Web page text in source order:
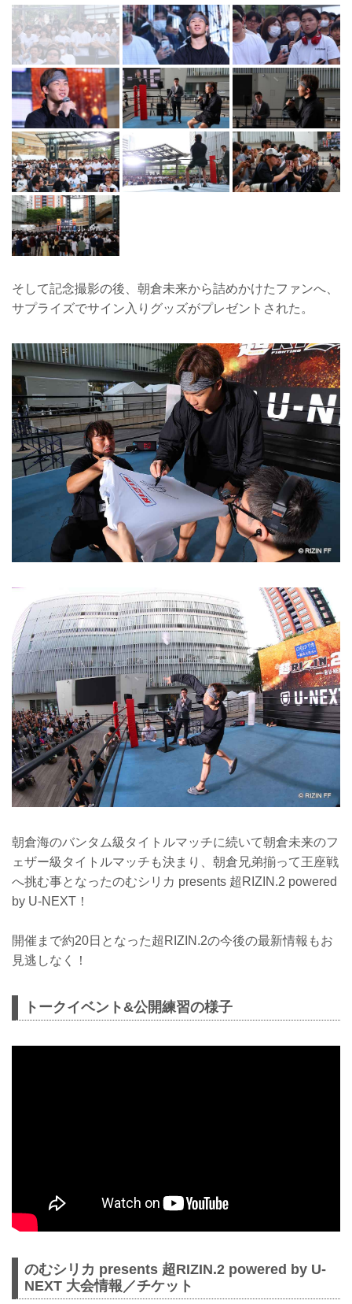
そして記念撮影の後、朝倉未来から詰めかけたファンへ、
サプライズでサイン入りグッズがプレゼントされた。
朝倉海のバンタム級タイトルマッチに続いて朝倉未来のフ
ェザー級タイトルマッチも決まり、朝倉兄弟揃って王座戦
へ挑む事となったのむシリカ presents 超RIZIN.2 powered
by U-NEXT！
開催まで約20日となった超RIZIN.2の今後の最新情報もお
見逃しなく！
トークイベント&公開練習の様子
のむシリカ presents 超RIZIN.2 powered by U-
NEXT 大会情報／チケット